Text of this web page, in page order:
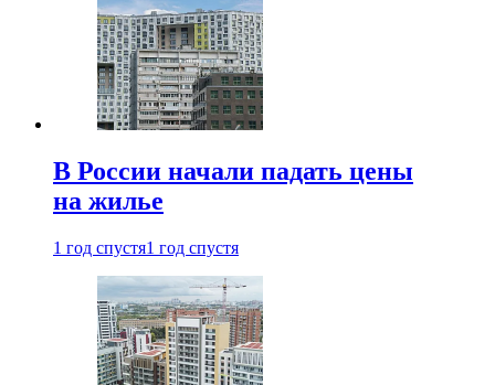
В России начали падать цены
на жилье
1 год спустя1 год спустя